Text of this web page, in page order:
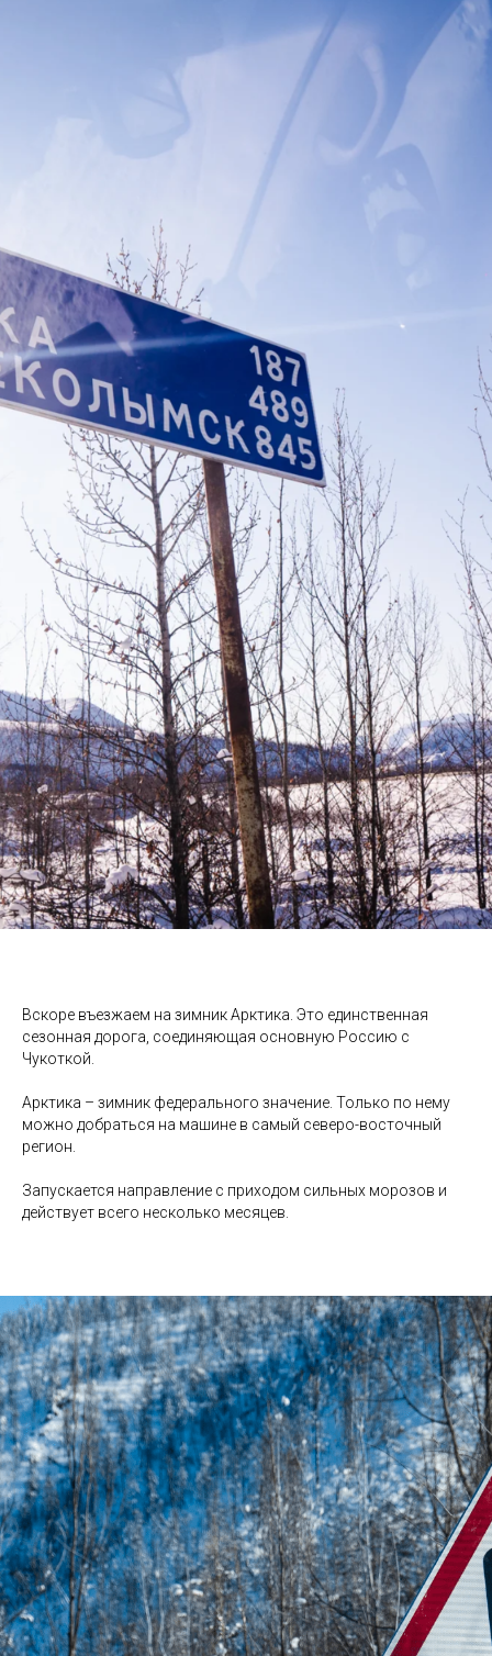
Вскоре въезжаем на зимник Арктика. Это единственная
сезонная дорога, соединяющая основную Россию с
Чукоткой.
Арктика – зимник федерального значение. Только по нему
можно добраться на машине в самый северо-восточный
регион.
Запускается направление с приходом сильных морозов и
действует всего несколько месяцев.